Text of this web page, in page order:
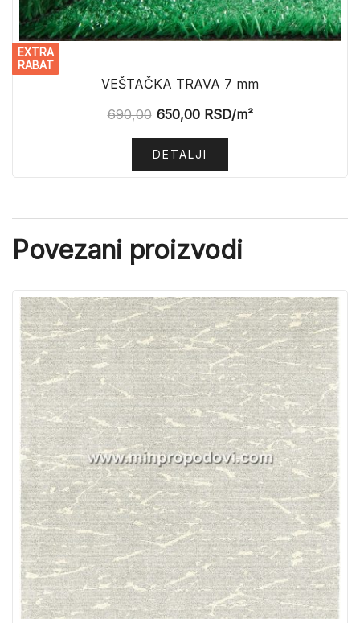
EXTRA
RABAT
VEŠTAČKA TRAVA 7 mm
690,00 650,00RSD/m²
DETALJI
Povezani proizvodi